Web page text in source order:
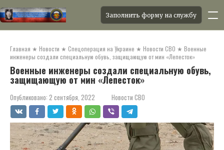
контенту
Заполнить форму на службу
Главная ★ Новости ★ Спецоперация на Украине ★ Новости СВО ★ Военные
инженеры создали специальную обувь, защищающую от мин «Лепесток»
Военные инженеры создали специальную обувь,
защищающую от мин «Лепесток»
Опубликовано: 2 сентября, 2022 Новости СВО